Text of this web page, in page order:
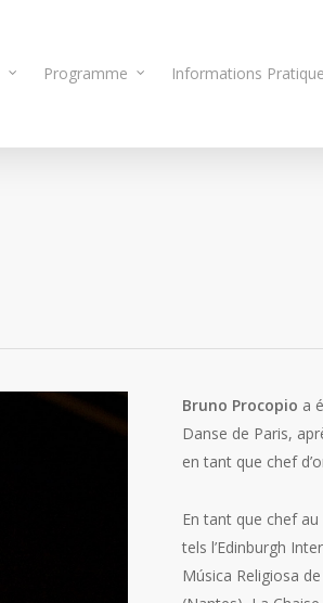
Programme Informations
Bruno Procopio a
Danse de Paris,
en tant que chef
En tant que chef
tels l’Edinburgh
Música Religiosa